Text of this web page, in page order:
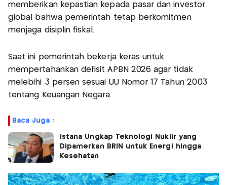
memberikan kepastian kepada pasar dan investor
global bahwa pemerintah tetap berkomitmen
menjaga disiplin fiskal.
Saat ini pemerintah bekerja keras untuk
mempertahankan defisit APBN 2026 agar tidak
melebihi 3 persen sesuai UU Nomor 17 Tahun 2003
tentang Keuangan Negara.
Baca Juga :
Istana Ungkap Teknologi Nuklir yang
Dipamerkan BRIN untuk Energi hingga
Kesehatan